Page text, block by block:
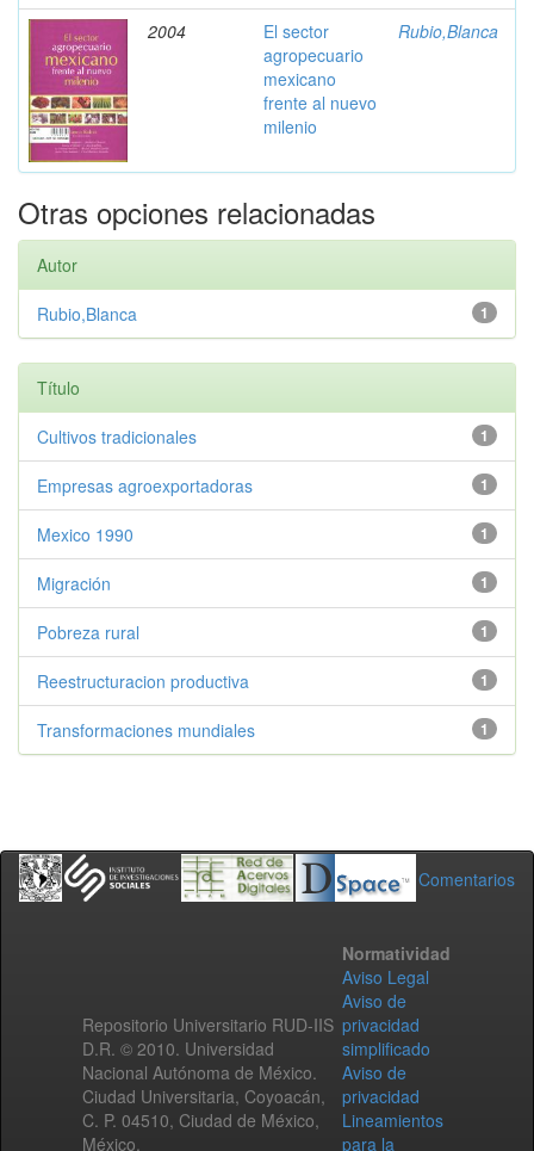
2004
El sector
agropecuario
mexicano
frente al nuevo
milenio
Rubio,Blanca
Otras opciones relacionadas
Autor
1
Rubio,Blanca
Título
1
Cultivos tradicionales
1
Empresas agroexportadoras
1
Mexico 1990
1
Migración
1
Pobreza rural
1
Reestructuracion productiva
1
Transformaciones mundiales
Comentarios
Repositorio Universitario RUD-IIS
D.R. © 2010. Universidad
Nacional Autónoma de México.
Ciudad Universitaria, Coyoacán,
C. P. 04510, Ciudad de México,
México.
Normatividad
Aviso Legal
Aviso de
privacidad
simplificado
Aviso de
privacidad
Lineamientos
para la